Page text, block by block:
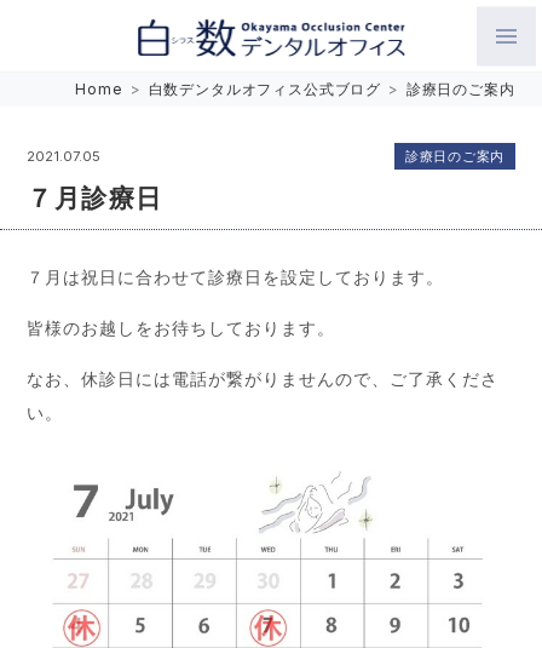
Home > 白数デンタルオフィス公式ブログ > 診療日のご案内
2021.07.05
７月診療日
診療日のご案内
７月は祝日に合わせて診療日を設定しております。
皆様のお越しをお待ちしております。
なお、休診日には電話が繋がりませんので、ご了承くださ
い。